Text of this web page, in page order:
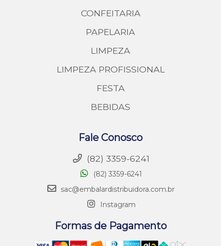
CONFEITARIA
PAPELARIA
LIMPEZA
LIMPEZA PROFISSIONAL
FESTA
BEBIDAS
Fale Conosco
(82) 3359-6241
(82) 3359-6241
sac@embalardistribuidora.com.br
Instagram
Formas de Pagamento